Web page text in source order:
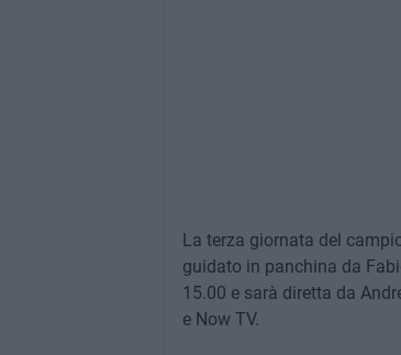
La terza giornata del
guidato in panchina da
15.00 e sarà diretta da
e Now TV.